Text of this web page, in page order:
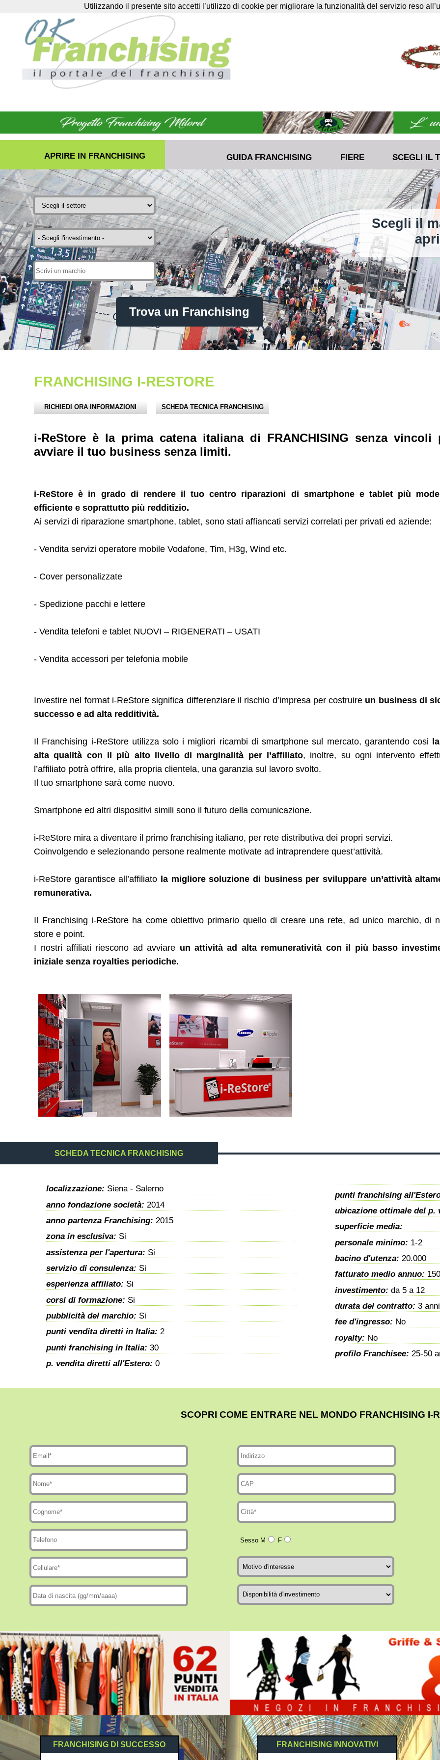
APRIRE IN FRANCHISING SCEGLI IL
FIERE
GUIDA FRANCHISING
Scegli il
apri un
FRANCHISING I-RESTORE
RICHIEDI ORA INFORMAZIONI SCHEDA TECNICA FRANCHISING
i-ReStore è la prima catena italiana di FRANCHISING senza vincoli
avviare il tuo business senza limiti.
i-ReStore è in grado di rendere il tuo centro riparazioni di smartphone e tablet più
efficiente e soprattutto più redditizio.
Ai servizi di riparazione smartphone, tablet, sono stati affiancati servizi correlati per privati ed aziende:
- Vendita servizi operatore mobile Vodafone, Tim, H3g, Wind etc.
- Cover personalizzate
- Spedizione pacchi e lettere
- Vendita telefoni e tablet NUOVI – RIGENERATI – USATI
- Vendita accessori per telefonia mobile
Investire nel format i-ReStore significa differenziare il rischio d’impresa per costruire un business di
successo e ad alta redditività.
Il Franchising i-ReStore utilizza solo i migliori ricambi di smartphone sul mercato, garantendo cosi
alta qualità con il più alto livello di marginalità per l’affiliato, inoltre, su ogni intervento
l’affiliato potrà offrire, alla propria clientela, una garanzia sul lavoro svolto.
Il tuo smartphone sarà come nuovo.
Smartphone ed altri dispositivi simili sono il futuro della comunicazione.
i-ReStore mira a diventare il primo franchising italiano, per rete distributiva dei propri servizi.
Coinvolgendo e selezionando persone realmente motivate ad intraprendere quest’attività.
i-ReStore garantisce all’affiliato la migliore soluzione di business per sviluppare un’attività
remunerativa.
Il Franchising i-ReStore ha come obiettivo primario quello di creare una rete, ad unico marchio, di
store e point.
I nostri affiliati riescono ad avviare un attività ad alta remuneratività con il più basso
iniziale senza royalties periodiche.
SCHEDA TECNICA FRANCHISING
localizzazione: Siena - Salerno
anno fondazione società: 2014
anno partenza Franchising:2015
zona in esclusiva: Si
assistenza per l'apertura: Si
servizio di consulenza: Si
esperienza affiliato: Si
corsi di formazione: Si
pubblicità del marchio: Si
punti vendita diretti in Italia:2
punti franchising in Italia:30
p. vendita diretti all'Estero:0
punti franchising
ubicazione ottimale del p.
superficie media:
personale minimo: 1-2
bacino d'utenza: 20.000
fatturato medio annuo:
investimento: da 5 a 12
durata del contratto: 3 anni
fee d'ingresso: No
royalty: No
profilo Franchisee: 25-50
SCOPRI COME ENTRARE NEL MONDO FRANCHISING I-
Sesso M F
FRANCHISING INNOVATIVI
FRANCHISING DI SUCCESSO
Utilizzando il presente sito accetti l’utilizzo di cookie per migliorare la funzionalità del servizio reso